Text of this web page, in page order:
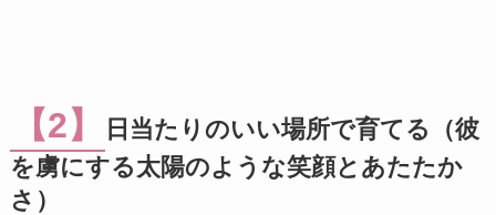
【2】
日当たりのいい場所で育てる（彼
を虜にする太陽のような笑顔とあたたか
さ）